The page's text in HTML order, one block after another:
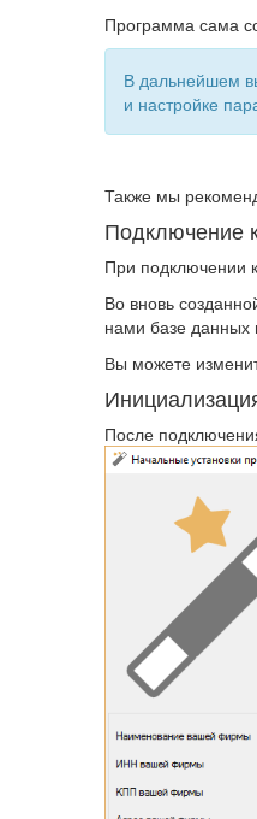
Программа сама
В дальнейшем
и настройке
Также мы
Подключение
При подключении
Во вновь
нами базе данных
Вы можете
После